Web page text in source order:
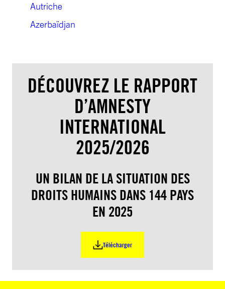
Autriche
Azerbaïdjan
DÉCOUVREZ LE RAPPORT
D’AMNESTY
INTERNATIONAL
2025/2026
UN BILAN DE LA SITUATION DES
DROITS HUMAINS DANS 144 PAYS
EN 2025
Télécharger